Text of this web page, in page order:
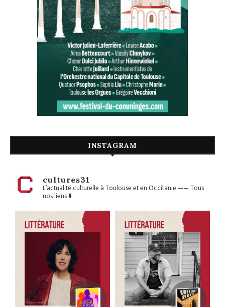
INSTAGRAM
cultures31
L’actualité culturelle à Toulouse et en Occitanie——Tous
nos liens ⬇️